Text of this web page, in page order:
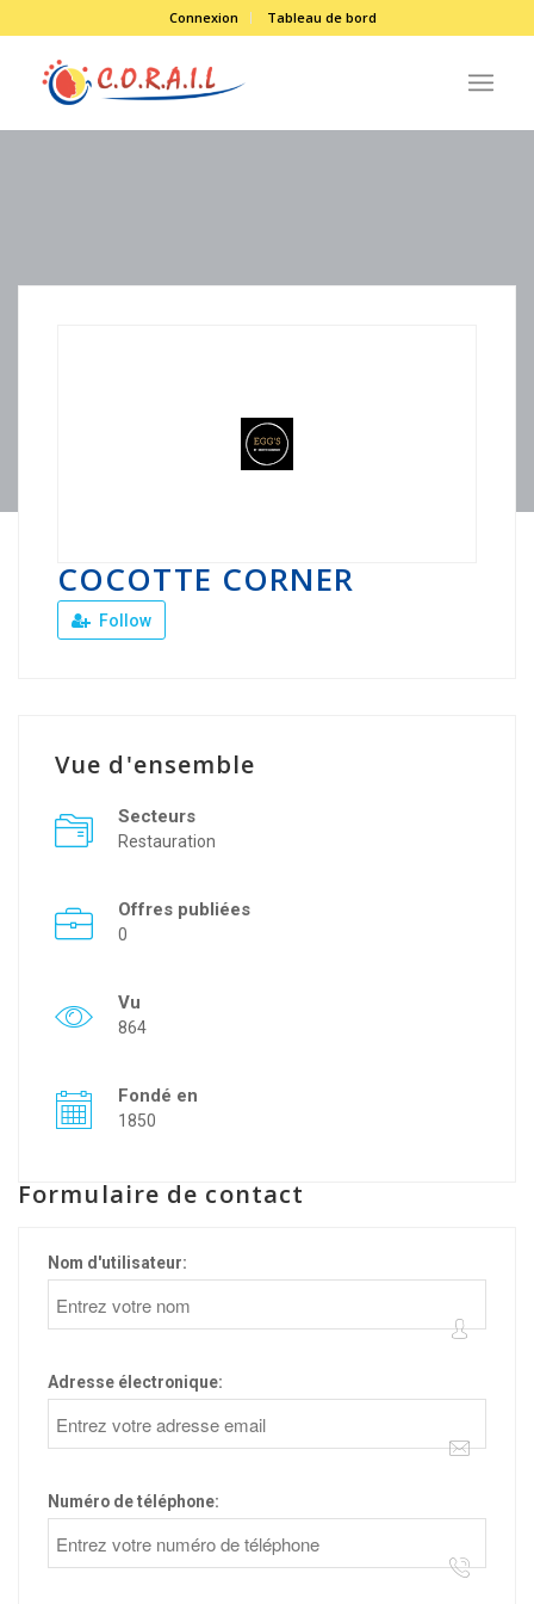
Connexion Tableau de bord
COCOTTE CORNER
Follow
Vue d'ensemble
Secteurs
Restauration
Offres publiées
0
Vu
864
Fondé en
1850
Formulaire de contact
Nom d'utilisateur:
Adresse électronique:
Numéro de téléphone: